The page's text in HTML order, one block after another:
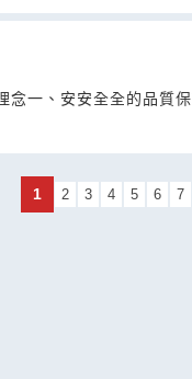
一、安安全全的品質保
1 2 3 4 5 6 7